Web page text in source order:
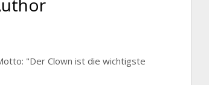
"Der Clown ist die wichtigste